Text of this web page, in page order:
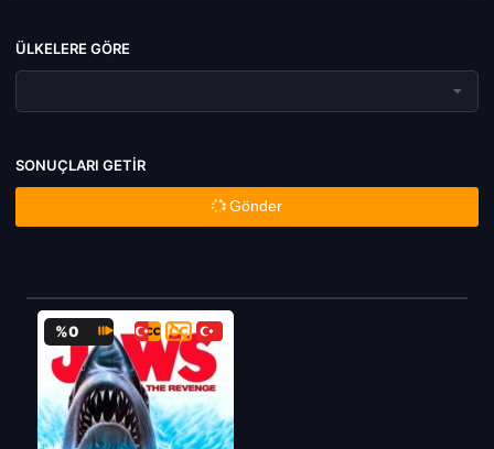
ÜLKELERE GÖRE
SONUÇLARI GETIR
Gönder
%0